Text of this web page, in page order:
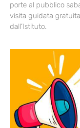
porte al pubblico
visita guidata
dall’Istituto.